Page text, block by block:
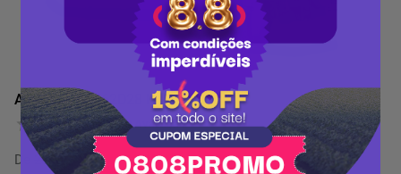
Atomizador 362D28 Husqvarna
0 Avaliação
De 204.940 pontospor -5%